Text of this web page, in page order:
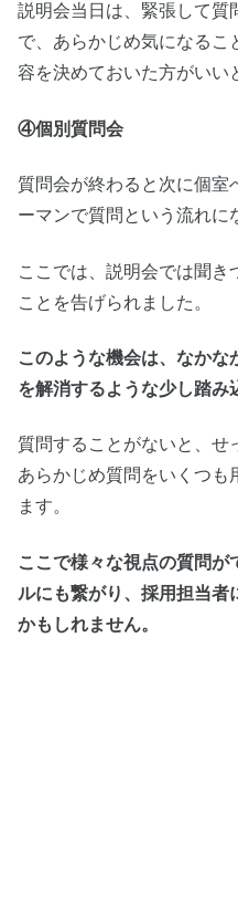
説明会当日は、緊張して質
で、あらかじめ気になるこ
容を決めておいた方がいい
④個別質問会
質問会が終わると次に個室
ーマンで質問という流れに
ここでは、説明会では聞き
ことを告げられました。
このような機会は、なかな
を解消するような少し踏み
質問することがないと、せ
あらかじめ質問をいくつも
ます。
ここで様々な視点の質問
ルにも繋がり、採用担当者
かもしれません。